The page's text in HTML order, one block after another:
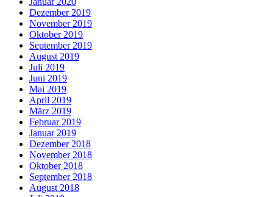
Dezember 2019
November 2019
Oktober 2019
September 2019
August 2019
Juli 2019
Juni 2019
Mai 2019
April 2019
März 2019
Februar 2019
Januar 2019
Dezember 2018
November 2018
Oktober 2018
September 2018
August 2018